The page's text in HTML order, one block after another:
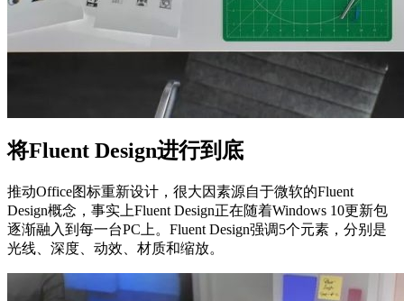
将Fluent Design进行到底
推动Office图标重新设计，很大因素源自于微软的Fluent
Design概念，事实上Fluent Design正在随着Windows 10更新包
逐渐融入到每一台PC上。Fluent Design强调5个元素，分别是
光线、深度、动效、材质和缩放。